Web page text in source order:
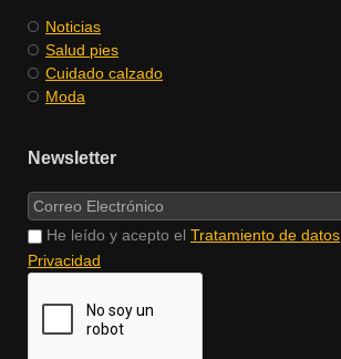
Noticias
Salud pies
Cuidado calzado
Moda
Newsletter
He leído y acepto el Tratamiento de datos
Privacidad